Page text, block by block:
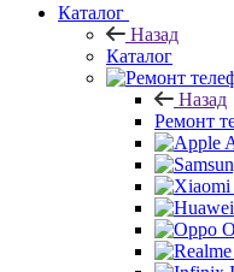
Каталог
Назад
Каталог
Назад
Ремонт